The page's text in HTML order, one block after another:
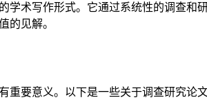
学术写作形式。它通过系统性的调查
的见解。
重要意义。以下是一些关于调查研究论